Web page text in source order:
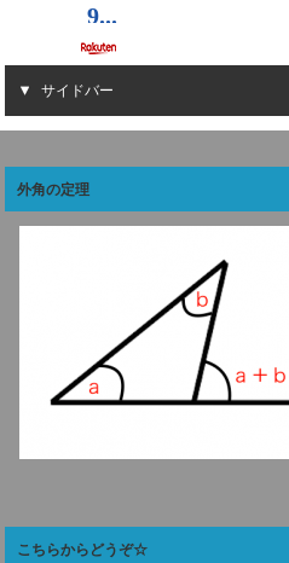
サイドバー
外角の定理
こちらからどうぞ☆